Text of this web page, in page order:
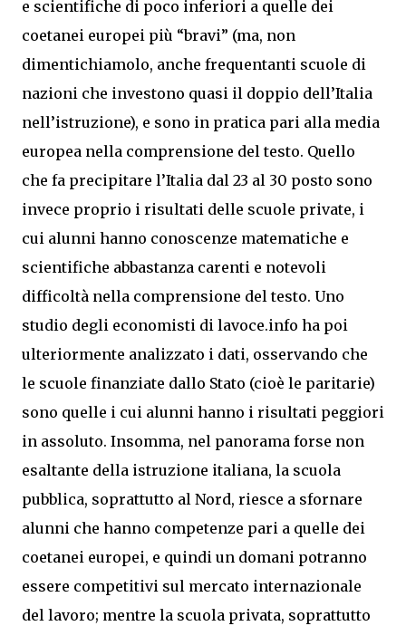
e scientifiche di poco inferiori a quelle dei
coetanei europei più “bravi” (ma, non
dimentichiamolo, anche frequentanti scuole di
nazioni che investono quasi il doppio dell’Italia
nell’istruzione), e sono in pratica pari alla media
europea nella comprensione del testo. Quello
che fa precipitare l’Italia dal 23 al 30 posto sono
invece proprio i risultati delle scuole private, i
cui alunni hanno conoscenze matematiche e
scientifiche abbastanza carenti e notevoli
difficoltà nella comprensione del testo. Uno
studio degli economisti di lavoce.info ha poi
ulteriormente analizzato i dati, osservando che
le scuole finanziate dallo Stato (cioè le paritarie)
sono quelle i cui alunni hanno i risultati peggiori
in assoluto. Insomma, nel panorama forse non
esaltante della istruzione italiana, la scuola
pubblica, soprattutto al Nord, riesce a sfornare
alunni che hanno competenze pari a quelle dei
coetanei europei, e quindi un domani potranno
essere competitivi sul mercato internazionale
del lavoro; mentre la scuola privata, soprattutto